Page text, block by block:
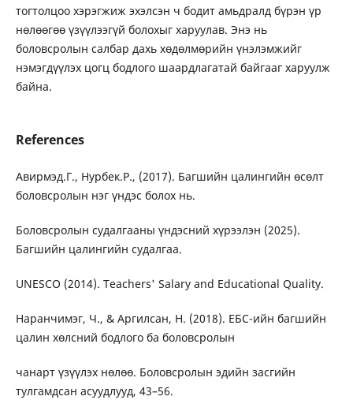
тогтолцоо хэрэгжиж эхэлсэн ч бодит амьдралд бүрэн үр
нөлөөгөө үзүүлээгүй болохыг харуулав. Энэ нь
боловсролын салбар дахь хөдөлмөрийн үнэлэмжийг
нэмэгдүүлэх цогц бодлого шаардлагатай байгааг харуулж
байна.
References
Авирмэд.Г., Нурбек.Р., (2017). Багшийн цалингийн өсөлт
боловсролын нэг үндэс болох нь.
Боловсролын судалгааны үндэсний хүрээлэн (2025).
Багшийн цалингийн судалгаа.
UNESCO (2014). Teachers' Salary and Educational Quality.
Наранчимэг, Ч., & Аргилсан, Н. (2018). ЕБС-ийн багшийн
цалин хөлсний бодлого ба боловсролын
чанарт үзүүлэх нөлөө. Боловсролын эдийн засгийн
тулгамдсан асуудлууд, 43–56.